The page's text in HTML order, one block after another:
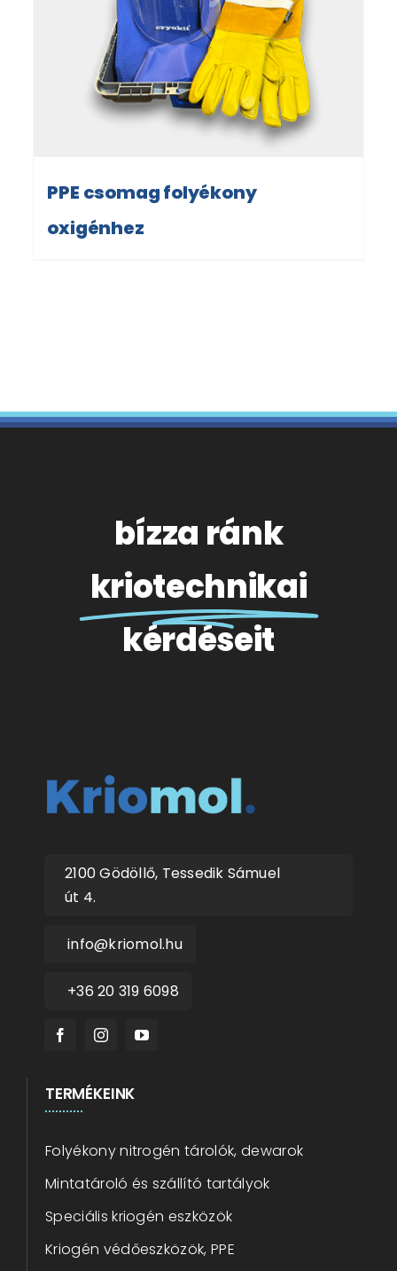
PPE csomag folyékony
oxigénhez
bízza ránk
kriotechnikai
kérdéseit
2100 Gödöllő, Tessedik Sámuel
út 4.
info@kriomol.hu
+36 20 319 6098
TERMÉKEINK
Folyékony nitrogén tárolók, dewarok
Mintatároló és szállító tartályok
Speciális kriogén eszközök
Kriogén védőeszközök, PPE